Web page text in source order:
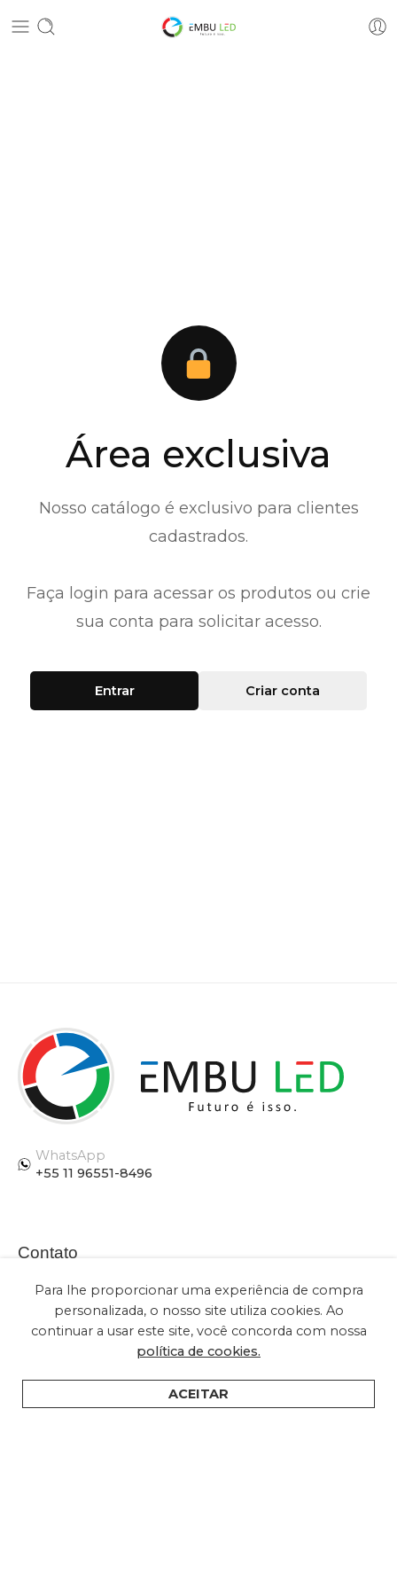
Área exclusiva
Nosso catálogo é exclusivo para clientes
cadastrados.
Faça login para acessar os produtos ou crie
sua conta para solicitar acesso.
Entrar Criar conta
WhatsApp
+55 11 96551-8496
Contato
(+55) 11 2028-2616
sac@embuled.com
contato@embuled.com
Para lhe proporcionar uma experiência de compra
personalizada, o nosso site utiliza cookies. Ao
continuar a usar este site, você concorda com nossa
política de cookies.
ACEITAR